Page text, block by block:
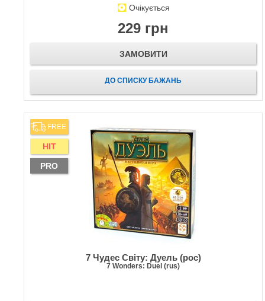
Очікується
229 грн
ЗАМОВИТИ
ДО СПИСКУ БАЖАНЬ
FREE
HIT
PRO
7 Чудес Світу: Дуель (рос)
7 Wonders: Duel (rus)